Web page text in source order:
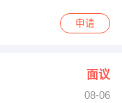
申请
面议
08-06